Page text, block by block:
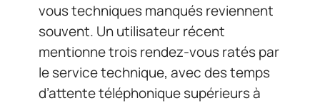
vous techniques manqués reviennent
souvent. Un utilisateur récent
mentionne trois rendez-vous ratés par
le service technique, avec des temps
d’attente téléphonique supérieurs à